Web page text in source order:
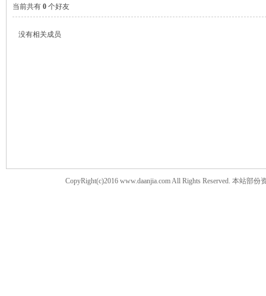
当前共有 0 个好友
没有相关成员
CopyRight(c)2016 www.daanjia.com All Rights Reserved. 本站